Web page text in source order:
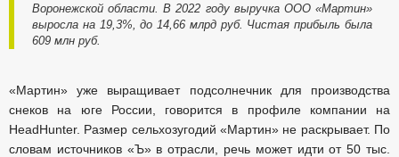
Воронежской области. В 2022 году выручка ООО «Мартин»
выросла на 19,3%, до 14,66 млрд руб. Чистая прибыль была
609 млн руб.
«Мартин» уже выращивает подсолнечник для производства
снеков на юге России, говорится в профиле компании на
HeadHunter. Размер сельхозугодий «Мартин» не раскрывает. По
словам источников «Ъ» в отрасли, речь может идти от 50 тыс.